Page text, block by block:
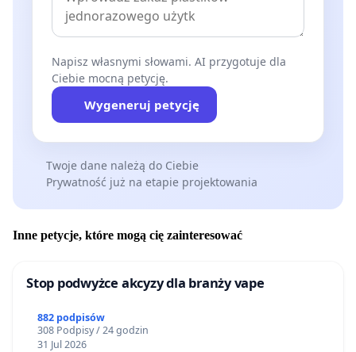
Napisz własnymi słowami. AI przygotuje dla
Ciebie mocną petycję.
Wygeneruj petycję
Twoje dane należą do Ciebie
Prywatność już na etapie projektowania
Inne petycje, które mogą cię zainteresować
Stop podwyżce akcyzy dla branży vape
882 podpisów
308 Podpisy / 24 godzin
31 Jul 2026